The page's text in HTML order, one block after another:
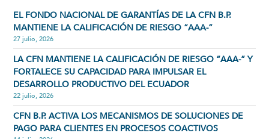
EL FONDO NACIONAL DE GARANTÍAS DE LA CFN B.P.
MANTIENE LA CALIFICACIÓN DE RIESGO “AAA-”
27 julio, 2026
LA CFN MANTIENE LA CALIFICACIÓN DE RIESGO “AAA-” Y
FORTALECE SU CAPACIDAD PARA IMPULSAR EL
DESARROLLO PRODUCTIVO DEL ECUADOR
22 julio, 2026
CFN B.P. ACTIVA LOS MECANISMOS DE SOLUCIONES DE
PAGO PARA CLIENTES EN PROCESOS COACTIVOS